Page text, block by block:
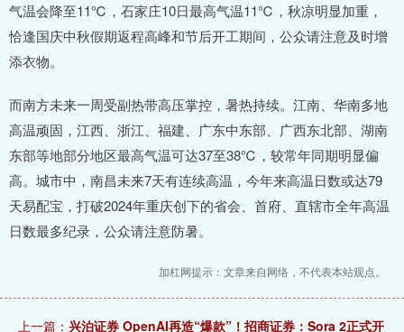
气温会降至11℃，石家庄10日最高气温11℃，秋凉明显加重，
恰逢国庆中秋假期返程高峰和节后开工期间，公众请注意及时增
添衣物。
而南方未来一周受副热带高压掌控，暑热持续。江南、华南多地
高温顽固，江西、浙江、福建、广东中东部、广西东北部、湖南
东部等地部分地区最高气温可达37至38℃，较常年同期明显偏
高。城市中，南昌未来7天有连续高温，今年来高温日数或达79
天易配宝，打破2024年重庆创下的省会、首府、直辖市全年高温
日数最多纪录，公众请注意防暑。
加杠网提示：文章来自网络，不代表本站观点。
上一篇： 兴泊证券 OpenAI再造“爆款”！招商证券：Sora 2正式开